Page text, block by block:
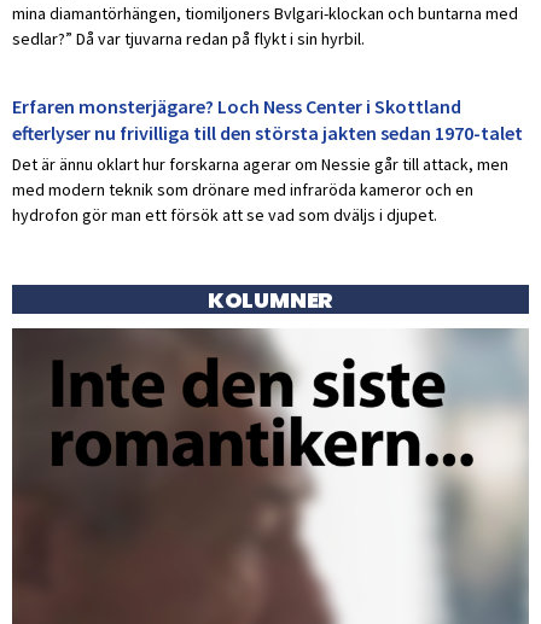
mina diamantörhängen, tiomiljoners Bvlgari-klockan och buntarna med
sedlar?” Då var tjuvarna redan på flykt i sin hyrbil.
Erfaren monsterjägare? Loch Ness Center i Skottland
efterlyser nu frivilliga till den största jakten sedan 1970-talet
Det är ännu oklart hur forskarna agerar om Nessie går till attack, men
med modern teknik som drönare med infraröda kameror och en
hydrofon gör man ett försök att se vad som dväljs i djupet.
KOLUMNER